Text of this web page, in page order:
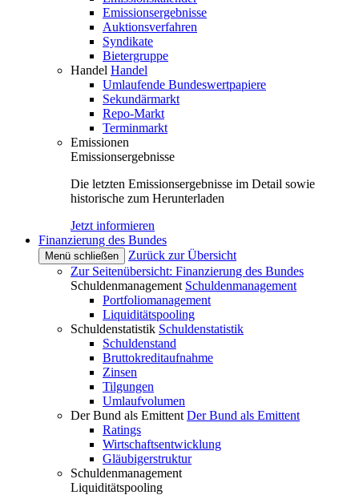
Emissionsergebnisse
Auktionsverfahren
Syndikate
Bietergruppe
Handel Handel
Umlaufende Bundeswertpapiere
Sekundärmarkt
Repo-Markt
Terminmarkt
Emissionen
Emissionsergebnisse
Die letzten Emissionsergebnisse im Detail sowie
historische zum Herunterladen
Jetzt informieren
Finanzierung des Bundes
Menü schließen
Zurück zur Übersicht
Zur Seitenübersicht: Finanzierung des Bundes
Schuldenmanagement Schuldenmanagement
Portfoliomanagement
Liquiditätspooling
Schuldenstatistik Schuldenstatistik
Schuldenstand
Bruttokreditaufnahme
Zinsen
Tilgungen
Umlaufvolumen
Der Bund als Emittent Der Bund als Emittent
Ratings
Wirtschaftsentwicklung
Gläubigerstruktur
Schuldenmanagement
Liquiditätspooling